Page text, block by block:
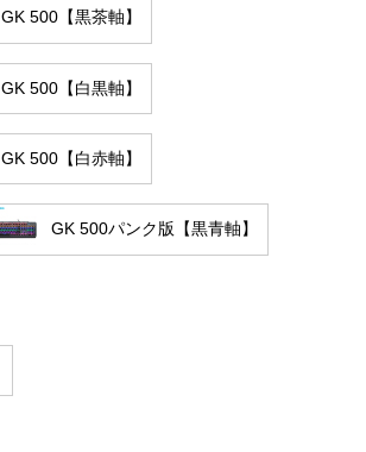
GK 500【黒茶軸】
GK 500【白黒軸】
GK 500【白赤軸】
GK 500パンク版【黒青軸】